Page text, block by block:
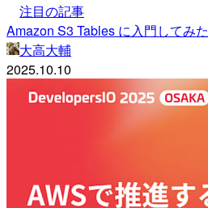
注目の記事
Amazon S3 Tables に入門してみた
大高大輔
2025.10.10